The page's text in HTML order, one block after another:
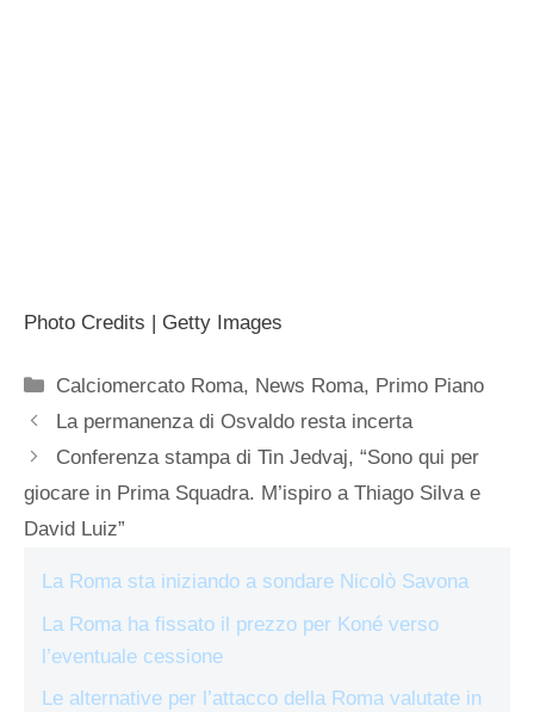
Photo Credits | Getty Images
Categorie
Calciomercato Roma, News Roma, Primo Piano
La permanenza di Osvaldo resta incerta
Conferenza stampa di Tin Jedvaj, “Sono qui per
giocare in Prima Squadra. M’ispiro a Thiago Silva e
David Luiz”
La Roma sta iniziando a sondare Nicolò Savona
La Roma ha fissato il prezzo per Koné verso
l’eventuale cessione
Le alternative per l’attacco della Roma valutate in